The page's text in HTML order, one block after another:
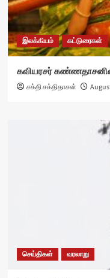
இலக்கியம் கட்டுரைகள்
கவியரசர்
சக்தி சக்திதாசன்
செய்திகள் வரலாறு